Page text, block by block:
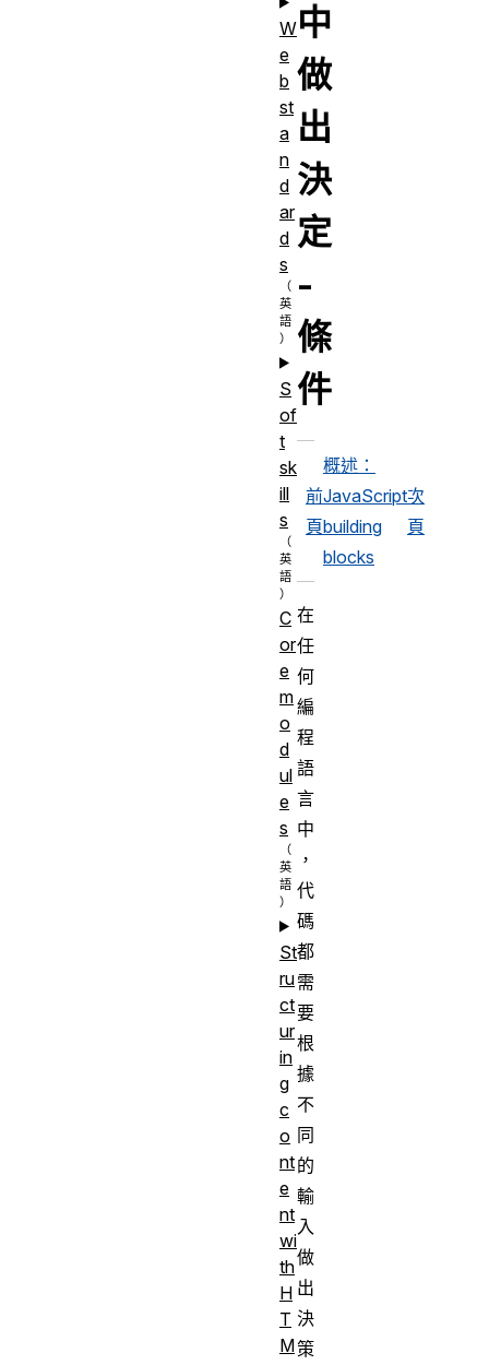
中
做
出
決
定
-
條
件
前
頁
概述：
JavaScript
building
blocks
次
頁
在
任
何
編
程
語
言
中
，
代
碼
都
需
要
根
據
不
同
的
輸
入
做
出
決
策
W
e
b
st
a
n
d
ar
d
s
S
of
t
sk
ill
s
C
or
e
m
o
d
ul
e
s
St
ru
ct
ur
in
g
c
o
nt
e
nt
wi
th
H
T
M